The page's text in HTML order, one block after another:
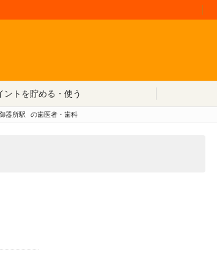
ントを貯める・使う
器所駅 の歯医者・歯科